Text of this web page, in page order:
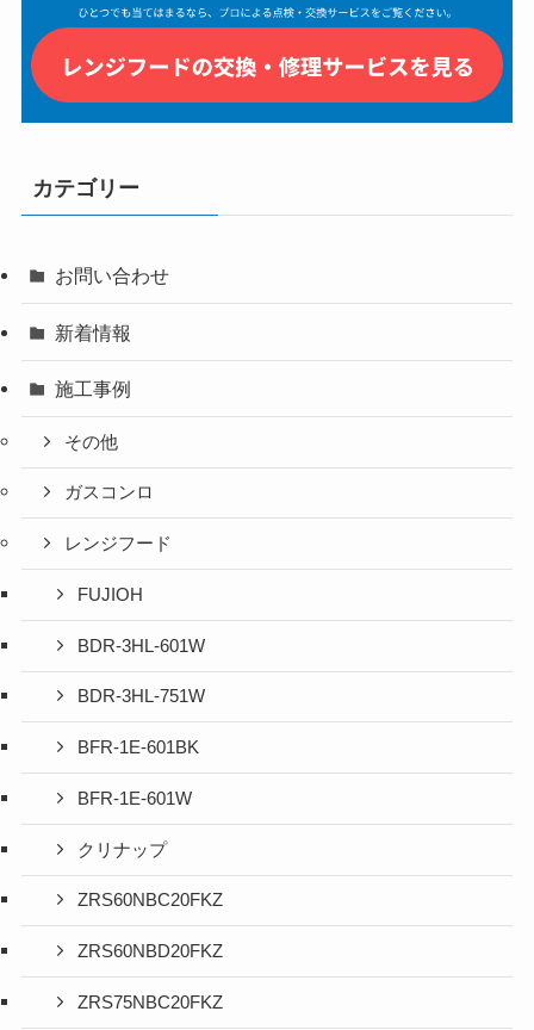
カテゴリー
お問い合わせ
新着情報
施工事例
その他
ガスコンロ
レンジフード
FUJIOH
BDR-3HL-601W
BDR-3HL-751W
BFR-1E-601BK
BFR-1E-601W
クリナップ
ZRS60NBC20FKZ
ZRS60NBD20FKZ
ZRS75NBC20FKZ